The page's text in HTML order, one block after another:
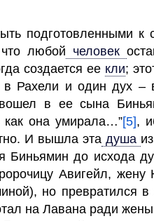
подготовленными к
любой человек
создается ее кли;
в Рахели и один дух –
в ее сына
она умирала…”[5],
И вышла этадуша
Биньямин до исхода
Авигейл,
но превратился в
на Лавана ради